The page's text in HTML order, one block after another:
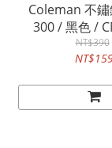
Coleman 不
300 / 黑色 /
NT$390